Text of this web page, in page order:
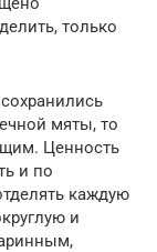
только
мяты, то
Ценность
и по
каждую
и